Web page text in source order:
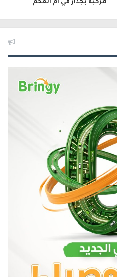
مركبة بجدار في أم الفحم